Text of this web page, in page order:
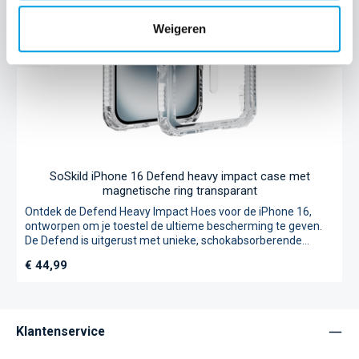
Weigeren
SoSkild iPhone 16 Defend heavy impact case met
magnetische ring transparant
Ontdek de Defend Heavy Impact Hoes voor de iPhone 16,
ontworpen om je toestel de ultieme bescherming te geven.
De Defend is uitgerust met unieke, schokabsorberende
onderdeel is gemaakt van extra stevig materiaal dat de
Bovendien heeft dit hoesje een ingebouwde MagSafe-ring
Normale prijs:
€ 44,99
Klantenservice